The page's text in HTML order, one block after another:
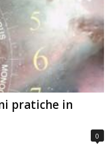
pratiche in
0